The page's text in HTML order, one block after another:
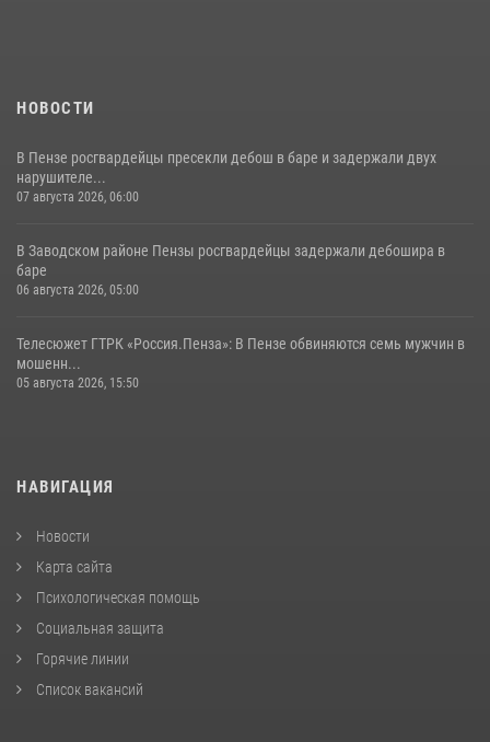
НОВОСТИ
В Пензе росгвардейцы пресекли дебош в баре и задержали двух
нарушителе...
07 августа 2026, 06:00
В Заводском районе Пензы росгвардейцы задержали дебошира в
баре
06 августа 2026, 05:00
Телесюжет ГТРК «Россия.Пенза»: В Пензе обвиняются семь мужчин в
мошенн...
05 августа 2026, 15:50
НАВИГАЦИЯ
Новости
Карта сайта
Психологическая помощь
Социальная защита
Горячие линии
Список вакансий